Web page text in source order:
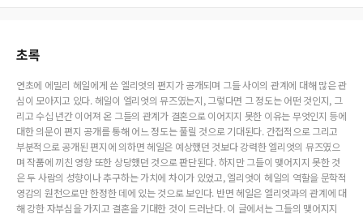
초록
연초에 에밀리 헤일에게 쓴 엘리엇의 편지가 공개되며 그들 사이의 관계에 대해 많은 관
심이 모아지고 있다. 헤일이 엘리엇의 뮤즈였는지, 그렇다면 그 정도는 어떤 것인지, 그
리고 수십 년간 이어져 온 그들의 관계가 결혼으로 이어지지 못한 이유는 무엇인지 등에
대한 의문이 편지 공개를 통해 어느 정도는 풀릴 것으로 기대된다. 간접적으로 그리고
부분적으로 공개된 편지에 의하면 헤일은 예상했던 것보다 강력한 엘리엇의 뮤즈였으
며 작품에 끼친 영향 또한 상당했던 것으로 판단된다. 하지만 그들이 맺어지지 못한 것
은 두 사람의 성향이나 추구하는 가치에 차이가 있었고, 엘리엇이 헤일의 역할을 문학적
영감의 원천으로만 한정한 데에 있는 것으로 보인다. 반면 헤일은 엘리엇과의 관계에 대
해 강한 자부심을 가지고 결혼을 기대한 것이 드러난다. 이 글에서는 그들의 맺어지지